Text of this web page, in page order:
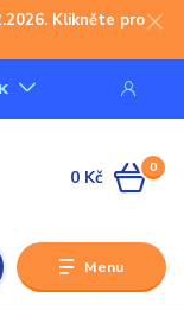
Klikněte pro
Menu
0
0 Kč